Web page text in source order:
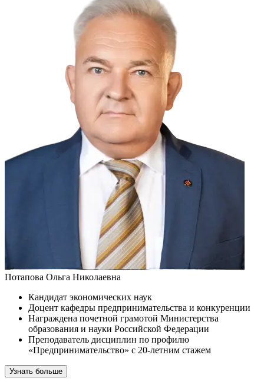
Потапова Ольга Николаевна
Кандидат экономических наук
Доцент кафедры предпринимательства и конкуренции
Награждена почетной грамотой Министерства
образования и науки Российской Федерации
Преподаватель дисциплин по профилю
«Предпринимательство» с 20-летним стажем
Узнать больше